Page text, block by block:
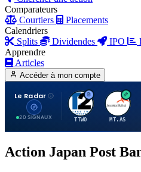
Comparateurs
Courtiers
Placements
Calendriers
Splits
Dividendes IPO
Apprendre
Articles
Accéder à mon compte
Le Radar
20 SIGNAUX
T
TTWO
A
MT.AS
Action Japan Post